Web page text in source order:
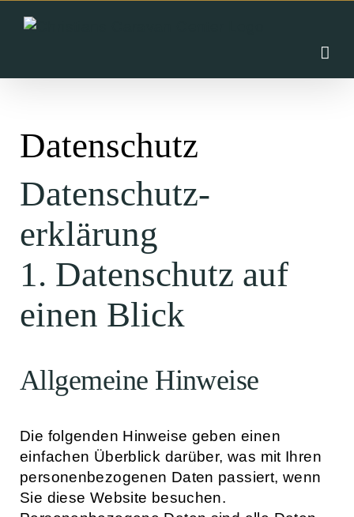
Inhalt
Datenschutz
Datenschutz­
erklärung
1. Datenschutz auf
einen Blick
Allgemeine Hinweise
Die folgenden Hinweise geben einen
einfachen Überblick darüber, was mit Ihren
personenbezogenen Daten passiert, wenn
Sie diese Website besuchen.